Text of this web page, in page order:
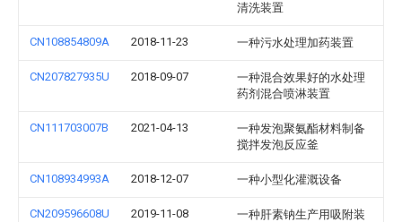
清洗装置
CN108854809A 2018-11-23 一种污水处理加药装置
CN207827935U 2018-09-07
一种混合效果好的水处理
药剂混合喷淋装置
CN111703007B 2021-04-13
一种发泡聚氨酯材料制备
搅拌发泡反应釜
CN108934993A 2018-12-07 一种小型化灌溉设备
CN209596608U 2019-11-08
一种肝素钠生产用吸附装